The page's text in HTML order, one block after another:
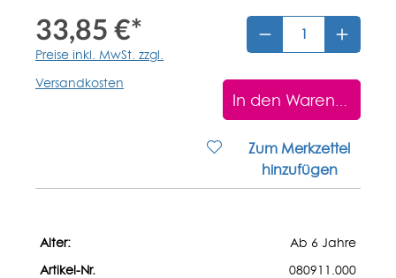
33,85 €*
Preise inkl. MwSt. zzgl.
Versandkosten
In den Warenkorb
Zum Merkzettel
hinzufügen
Alter:
Ab 6 Jahre
Artikel-Nr.
080911.000